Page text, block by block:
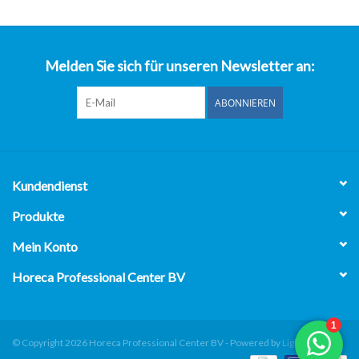
Melden Sie sich für unseren Newsletter an:
ABONNIEREN
Kundendienst
Produkte
Mein Konto
Horeca Professional Center BV
© Copyright 2026 Horeca Professional Center BV - Powered by Lightspeed